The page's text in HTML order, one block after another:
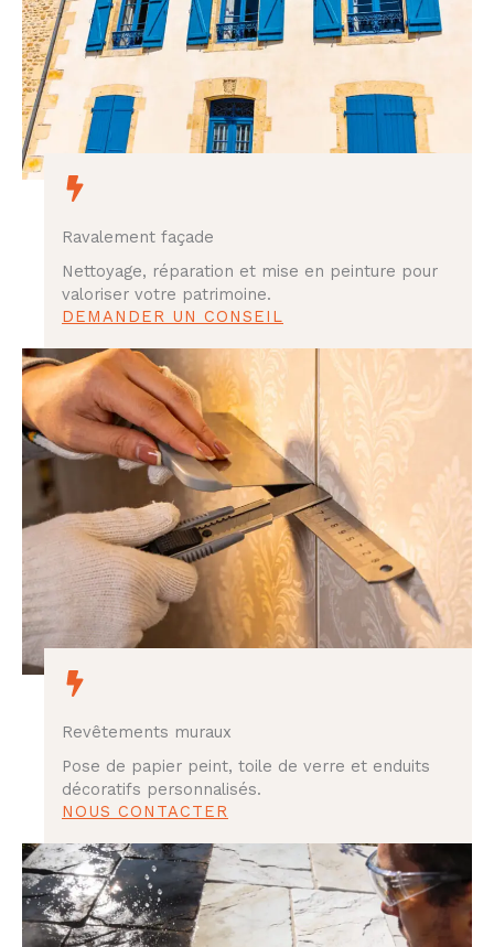
Ravalement façade
Nettoyage, réparation et mise en peinture pour
valoriser votre patrimoine.
DEMANDER UN CONSEIL
Revêtements muraux
Pose de papier peint, toile de verre et enduits
décoratifs personnalisés.
NOUS CONTACTER